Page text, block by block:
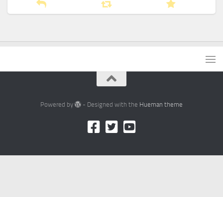
Powered by - Designed with the Hueman theme